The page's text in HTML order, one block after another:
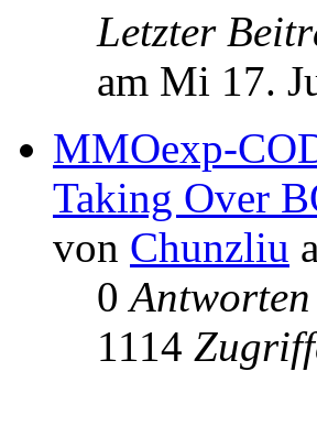
Letzter
am Mi 17.
MMOexp-
Taking Over
von Chunzliu
0Antworten
1114